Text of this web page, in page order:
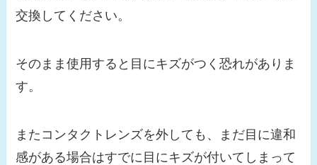
交換してください。
そのまま使用すると目にキズがつく恐れがありま
す。
またコンタクトレンズを外しても、まだ目に違和
感がある場合はすでに目にキズが付いてしまって